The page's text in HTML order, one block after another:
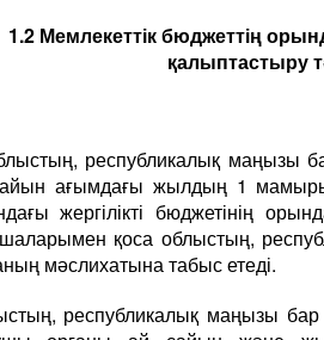
1.2 Мемлекеттік бюджеттің
қалыптастыру
республикалық маңызы
ағымдағы жылдың 1
жергілікті бюджетінің
қоса облыстың,
мәслихатына табыс етеді.
республикалық маңызы бар